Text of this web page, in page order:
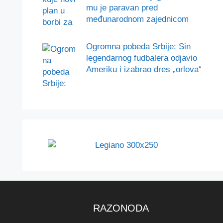
mu je paravan pred
međunarodnom zajednicom
Ogromna pobeda Srbije: Sin
legendarnog fudbalera odjavio
Ameriku i izabrao dres „orlova“
RAZONODA